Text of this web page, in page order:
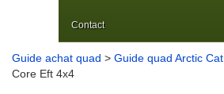
Contact
Guide achat quad > Guide quad Arctic Cat
Core Eft 4x4